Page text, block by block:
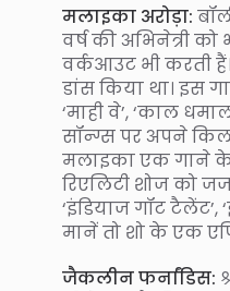
मलाइका अरोड़ा:
वर्ष की अभिनेत्री
वर्कआउट भी करती
डांस किया था। इस
‘माही वे’, ‘काल
सॉन्ग्स पर अपने
मलाइका एक गाने के
रिएलिटी शोज को
‘इंडियाज गॉट टैलेंट’,
मानें तो शो के एक
जैकलीन फर्नांडिस: